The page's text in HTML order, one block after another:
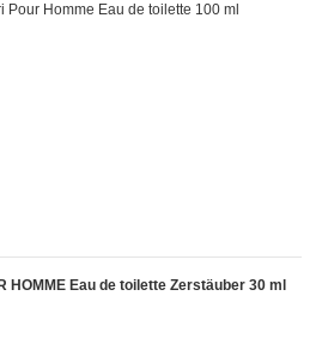
Pour Homme Eau de toilette 100 ml
HOMME Eau de toilette Zerstäuber 30 ml